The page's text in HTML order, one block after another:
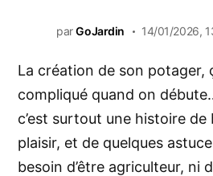
par GoJardin 14/01/2026,
La création de son potager,
compliqué quand on
c’est surtout une histoire de
plaisir, et de quelques
besoin d’être agriculteur, ni